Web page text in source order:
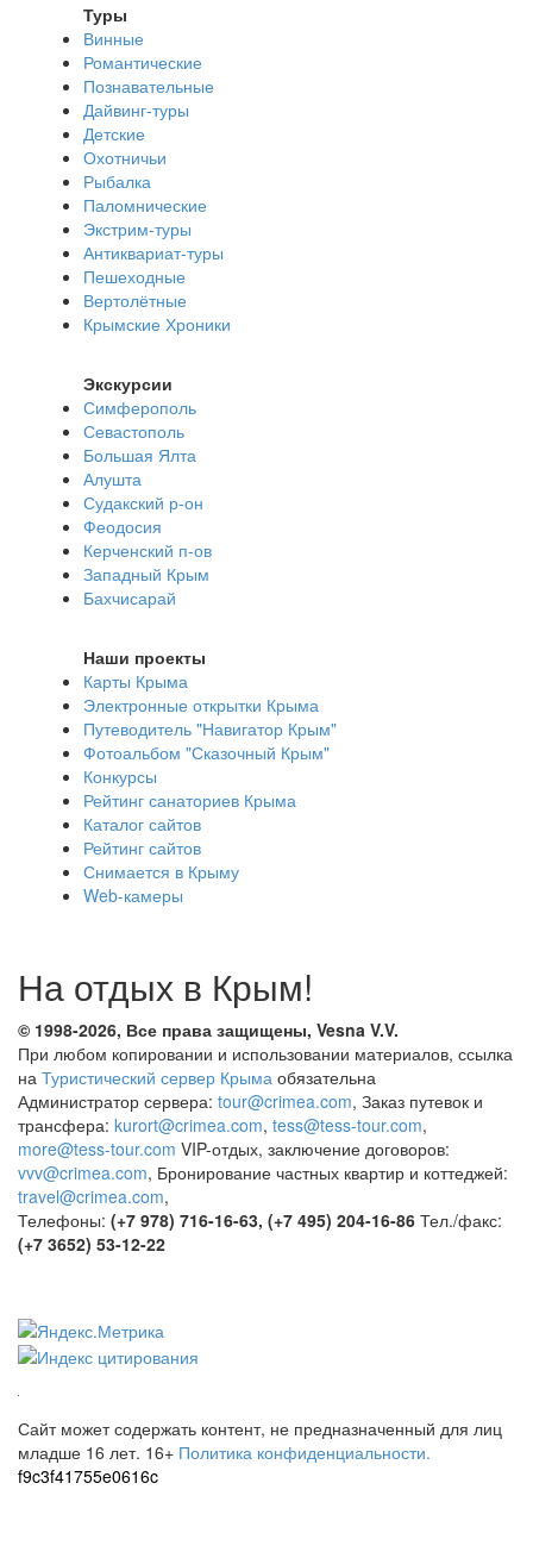
Туры
Винные
Романтические
Познавательные
Дайвинг-туры
Детские
Охотничьи
Рыбалка
Паломнические
Экстрим-туры
Антиквариат-туры
Пешеходные
Вертолётные
Крымские Хроники
Экскурсии
Симферополь
Севастополь
Большая Ялта
Алушта
Судакский р-он
Феодосия
Керченский п-ов
Западный Крым
Бахчисарай
Наши проекты
Карты Крыма
Электронные открытки Крыма
Путеводитель "Навигатор Крым"
Фотоальбом "Сказочный Крым"
Конкурсы
Рейтинг санаториев Крыма
Каталог сайтов
Рейтинг сайтов
Снимается в Крыму
Web-камеры
На отдых в Крым!
© 1998-2026, Все права защищены, Vesna V.V.
При любом копировании и использовании материалов, ссылка
на Туристический сервер Крыма обязательна
Администратор сервера: tour@crimea.com, Заказ путевок и
трансфера: kurort@crimea.com, tess@tess-tour.com,
more@tess-tour.com VIP-отдых, заключение договоров:
vvv@crimea.com, Бронирование частных квартир и коттеджей:
travel@crimea.com,
Телефоны: (+7 978) 716-16-63, (+7 495) 204-16-86 Тел./факс:
(+7 3652) 53-12-22
Сайт может содержать контент, не предназначенный для лиц
младше 16 лет. 16+ Политика конфиденциальности.
f9c3f41755e0616c